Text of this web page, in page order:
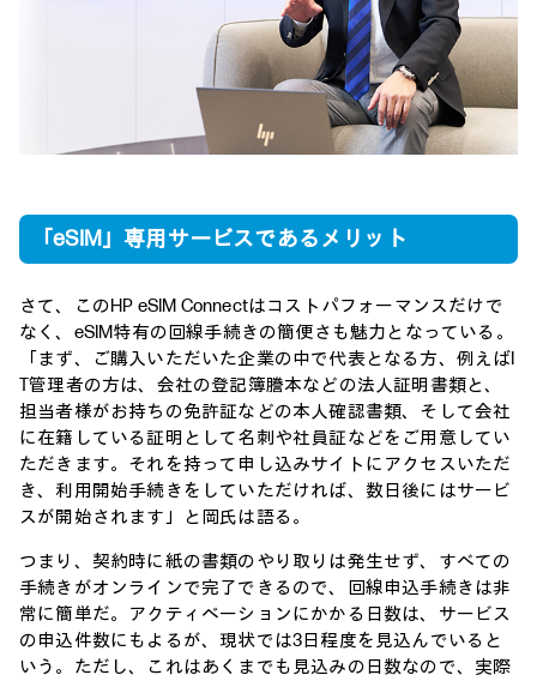
「eSIM」専用サービスであるメリット
さて、このHP eSIM Connectはコストパフォーマンスだけで
なく、eSIM特有の回線手続きの簡便さも魅力となっている。
「まず、ご購入いただいた企業の中で代表となる方、例えばI
T管理者の方は、会社の登記簿謄本などの法人証明書類と、
担当者様がお持ちの免許証などの本人確認書類、そして会社
に在籍している証明として名刺や社員証などをご用意してい
ただきます。それを持って申し込みサイトにアクセスいただ
き、利用開始手続きをしていただければ、数日後にはサービ
スが開始されます」と岡氏は語る。
つまり、契約時に紙の書類のやり取りは発生せず、すべての
手続きがオンラインで完了できるので、回線申込手続きは非
常に簡単だ。アクティベーションにかかる日数は、サービス
の申込件数にもよるが、現状では3日程度を見込んでいると
いう。ただし、これはあくまでも見込みの日数なので、実際